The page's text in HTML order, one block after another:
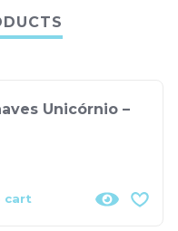
Unicórnio –
cart